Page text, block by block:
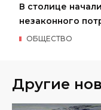
В столице
незаконного
ОБЩЕСТВО
Другие